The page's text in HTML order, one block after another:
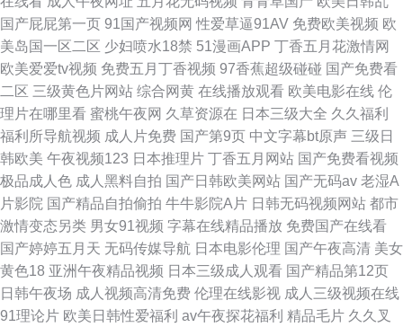
国产屁屁第一页 91国产视频网 性爱草逼91AV 免费欧美视频 欧
美岛国一区二区 少妇喷水18禁 51漫画APP 丁香五月花激情网
欧美爱爱tv视频 免费五月丁香视频 97香蕉超级碰碰 国产免费看
二区 三级黄色片网站 综合网黄 在线播放观看 欧美电影在线 伦
理片在哪里看 蜜桃午夜网 久草资源在 日本三级大全 久久福利
福利所导航视频 成人片免费 国产第9页 中文字幕bt原声 三级日
韩欧美 午夜视频123 日本推理片 丁香五月网站 国产免费看视频
极品成人色 成人黑料自拍 国产日韩欧美网站 国产无码av 老湿A
片影院 国产精品自拍偷拍 牛牛影院A片 日韩无码视频网站 都市
激情变态另类 男女91视频 字幕在线精品播放 免费国产在线看
国产婷婷五月天 无码传媒导航 日本电影伦理 国产午夜高清 美女
黄色18 亚洲午夜精品视频 日本三级成人观看 国产精品第12页
日韩午夜场 成人视频高清免费 伦理在线影视 成人三级视频在线
91理论片 欧美日韩性爱福利 av午夜探花福利 精品毛片 久久叉